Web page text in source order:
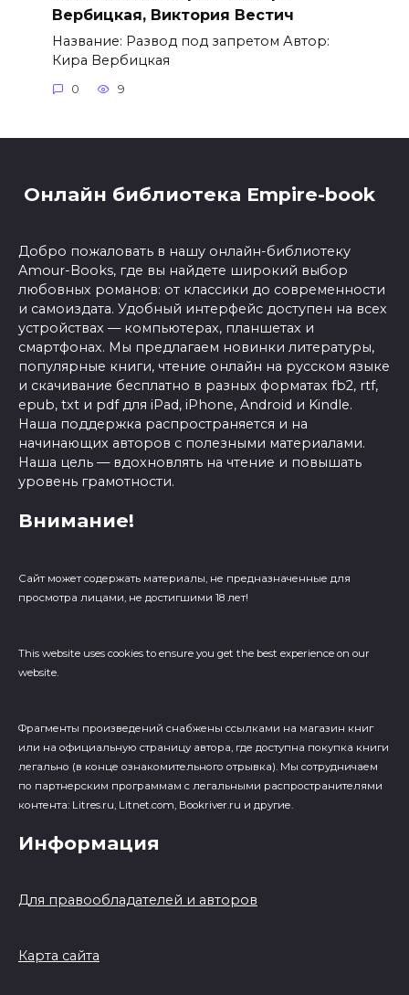
Вербицкая, Виктория Вестич
Название: Развод под запретом Автор:
Кира Вербицкая
0 9
Онлайн библиотека Empire-book
Добро пожаловать в нашу онлайн-библиотеку
Amour-Books, где вы найдете широкий выбор
любовных романов: от классики до современности
и самоиздата. Удобный интерфейс доступен на всех
устройствах — компьютерах, планшетах и
смартфонах. Мы предлагаем новинки литературы,
популярные книги, чтение онлайн на русском языке
и скачивание бесплатно в разных форматах fb2, rtf,
epub, txt и pdf для iPad, iPhone, Android и Kindle.
Наша поддержка распространяется и на
начинающих авторов с полезными материалами.
Наша цель — вдохновлять на чтение и повышать
уровень грамотности.
Внимание!
Сайт может содержать материалы, не предназначенные для
просмотра лицами, не достигшими 18 лет!
This website uses cookies to ensure you get the best experience on our
website.
Фрагменты произведений cнабжены ссылками на магазин книг
или на официальную страницу автора, где доступна покупка книги
легально (в конце ознакомительного отрывка). Мы сотрудничаем
по партнерским программам с легальными распространителями
контента: Litres.ru, Litnet.com, Bookriver.ru и другие.
Информация
Для правообладателей и авторов
Карта сайта